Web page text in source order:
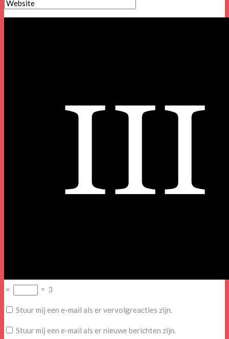
× = 3
Stuur mij een e-mail als er vervolgreacties zijn.
Stuur mij een e-mail als er nieuwe berichten zijn.